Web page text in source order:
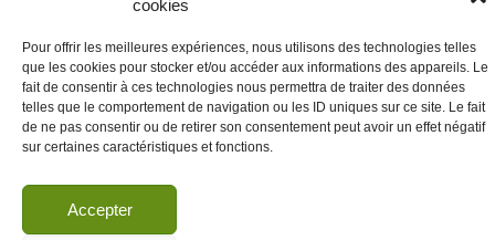
cookies
Pour offrir les meilleures expériences, nous utilisons des technologies telles
que les cookies pour stocker et/ou accéder aux informations des appareils. Le
fait de consentir à ces technologies nous permettra de traiter des données
telles que le comportement de navigation ou les ID uniques sur ce site. Le fait
de ne pas consentir ou de retirer son consentement peut avoir un effet négatif
sur certaines caractéristiques et fonctions.
Accepter
© 2026 | BDS France | Boycott Désinvestissement Sanctions, la réponse
citoyenne et non-violente à l'impunité d'Israël |